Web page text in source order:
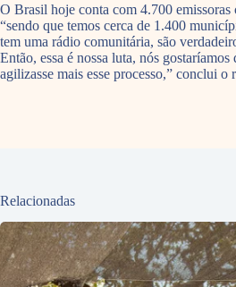
O Brasil hoje conta com 4.700 emissoras
“sendo que temos cerca de 1.400
tem uma rádio comunitária, são
Então, essa é nossa luta, nós
agilizasse mais esse processo,” conclui o
Relacionadas